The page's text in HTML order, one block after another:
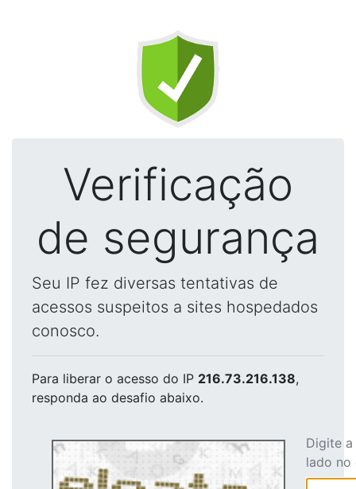
Verificação
de segurança
Seu IP fez diversas tentativas de
acessos suspeitos a sites hospedados
conosco.
Para liberar o acesso do IP 216.73.216.138,
responda ao desafio abaixo.
Digite
lado no